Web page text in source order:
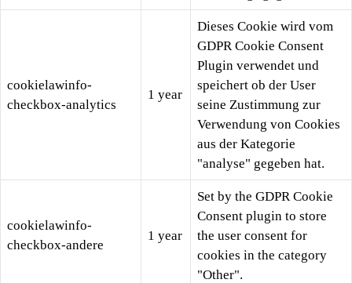
cookielawinfo-
checkbox-analytics
1 year
Dieses Cookie wird vom
GDPR Cookie Consent
Plugin verwendet und
speichert ob der User
seine Zustimmung zur
Verwendung von Cookies
aus der Kategorie
"analyse" gegeben hat.
cookielawinfo-
checkbox-andere
1 year
Set by the GDPR Cookie
Consent plugin to store
the user consent for
cookies in the category
"Other".